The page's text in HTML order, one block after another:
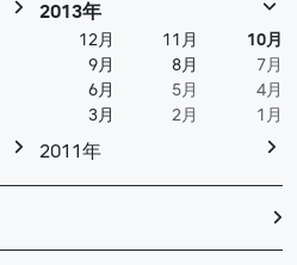
2013年
12月 11月
10月
9月
8月
7月
6月
5月
4月
3月
2月 1月
2011年